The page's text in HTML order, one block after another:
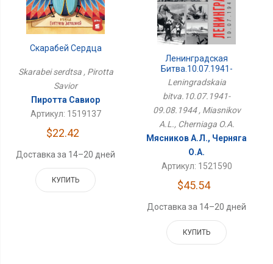
Скарабей Сердца
Skarabei serdtsa , Pirotta
Savior
Пиротта Савиор
Артикул: 1519137
$22.42
Доставка за 14–20 дней
КУПИТЬ
Ленинградская
Битва.10.07.1941-
09.08.1944
Leningradskaia
bitva.10.07.1941-
09.08.1944 , Miasnikov
A.L., Cherniaga O.A.
Мясников А.Л., Черняга
О.А.
Артикул: 1521590
$45.54
Доставка за 14–20 дней
КУПИТЬ